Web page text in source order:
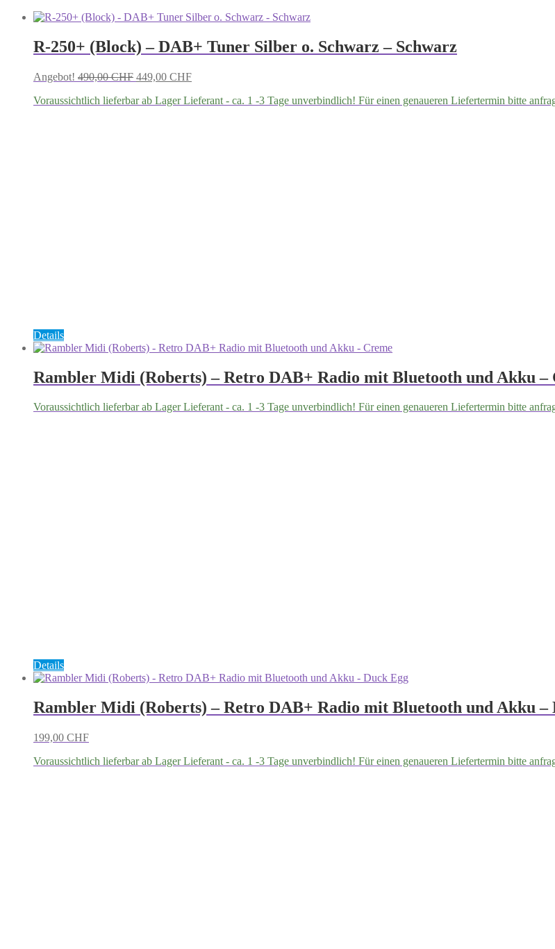
R-250+ (Block) – DAB+ Tuner Silber o. Schwarz – Schwarz
Angebot! 490,00CHF Ursprünglicher
war:
449,00 CHFAktueller
ist:
Voraussichtlich lieferbar ab Lager Lieferant - ca. 1 -3 Tage unverbindlich! Für einen genaueren Liefertermin bitte
Details
Rambler Midi (Roberts) – Retro DAB+ Radio mit Bluetooth und Akku –
Voraussichtlich lieferbar ab Lager Lieferant - ca. 1 -3 Tage unverbindlich! Für einen genaueren Liefertermin bitte
Details
Rambler Midi (Roberts) – Retro DAB+ Radio mit Bluetooth und Akku –
199,00 CHF
Voraussichtlich lieferbar ab Lager Lieferant - ca. 1 -3 Tage unverbindlich! Für einen genaueren Liefertermin bitte